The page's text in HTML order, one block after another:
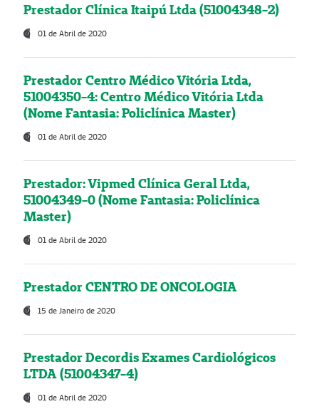
Prestador Clínica Itaipú Ltda (51004348-2)
01 de Abril de 2020
Prestador Centro Médico Vitória Ltda,
51004350-4: Centro Médico Vitória Ltda
(Nome Fantasia: Policlínica Master)
01 de Abril de 2020
Prestador: Vipmed Clínica Geral Ltda,
51004349-0 (Nome Fantasia: Policlínica
Master)
01 de Abril de 2020
Prestador CENTRO DE ONCOLOGIA
15 de Janeiro de 2020
Prestador Decordis Exames Cardiológicos
LTDA (51004347-4)
01 de Abril de 2020